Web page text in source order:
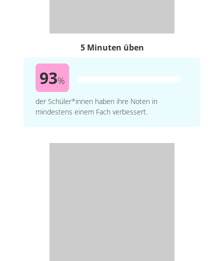
5 Minuten üben
93%
der Schüler*innen haben ihre Noten in
mindestens einem Fach verbessert.